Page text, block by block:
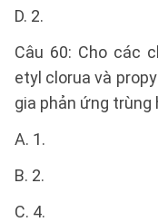
D. 2.
Câu 60: Cho các
etyl clorua và
gia phản ứng trùng
A. 1.
B. 2.
C. 4.